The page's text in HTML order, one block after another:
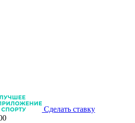
Сделать ставку